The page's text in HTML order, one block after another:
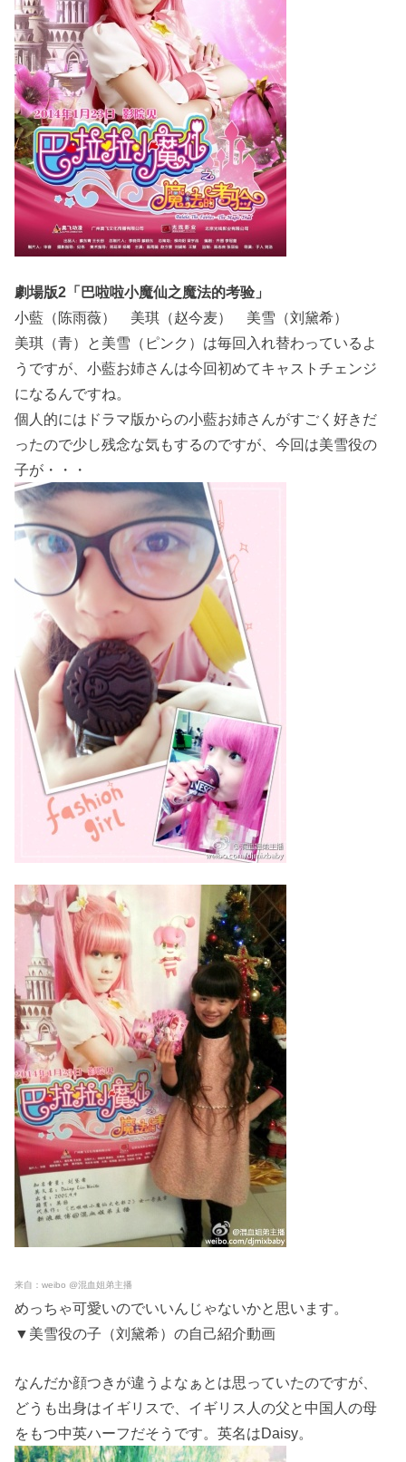
劇場版2「巴啦啦小魔仙之魔法的考验」
小藍（陈雨薇） 美琪（赵今麦） 美雪（刘黛希）
美琪（青）と美雪（ピンク）は毎回入れ替わっているよ
うですが、小藍お姉さんは今回初めてキャストチェンジ
になるんですね。
個人的にはドラマ版からの小藍お姉さんがすごく好きだ
ったので少し残念な気もするのですが、今回は美雪役の
子が・・・
来自：weibo @混血姐弟主播
めっちゃ可愛いのでいいんじゃないかと思います。
▼美雪役の子（刘黛希）の自己紹介動画
なんだか顔つきが違うよなぁとは思っていたのですが、
どうも出身はイギリスで、イギリス人の父と中国人の母
をもつ中英ハーフだそうです。英名はDaisy。